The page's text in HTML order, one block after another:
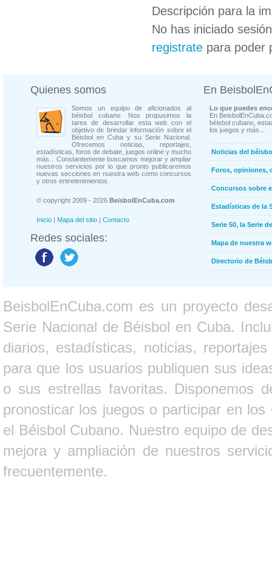
Descripción para la
No has iniciado
registrate para poder
Quienes somos
Somos un equipo de aficionados al
béisbol cubano. Nos propusimos la
tarea de desarrollar esta web con el
objetivo de brindar información sobre el
Béisbol en Cuba y su Serie Nacional.
Ofrecemos noticias, reportajes,
estadísticas, foros de debate, juegos online y mucho
más... Constantemente buscamos mejorar y ampliar
nuestros servicios por lo que pronto publicaremos
nuevas secciones en nuestra web como concursos
y otros entretenimientos.
© copyright 2009 - 2026 BeisbolEnCuba.com
Inicio | Mapa del sitio | Contacto
Redes sociales:
En
Lo que puedes
En
béisbol cubano,
los juegos y más...
Noticias del
Foros, opiniones,
Concursos sobre
Estadísticas de la
Serie 50, la Serie
Mapa de nuestra
Directorio de
BeisbolEnCuba.com es un proyecto
Serie Nacional de Béisbol en Cuba.
diarios, estadísticas, noticias,
para que los usuarios publiquen sus
o sus estrellas favoritas. Disponemos
pronosticar los juegos o participar en
el Béisbol Cubano. Nuestro equipo de
mejora y ampliación de nuestros
frecuentemente.